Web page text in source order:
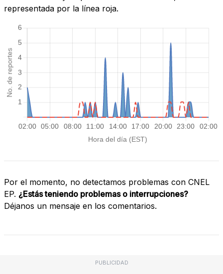
representada por la línea roja.
Por el momento, no detectamos problemas con CNEL
EP. ¿Estás teniendo problemas o interrupciones?
Déjanos un mensaje en los comentarios.
PUBLICIDAD